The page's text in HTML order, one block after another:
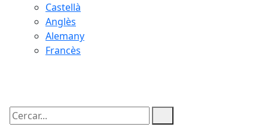
Castellà
Anglès
Alemany
Francès
Cercar: